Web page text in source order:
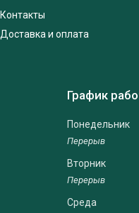
Контакты
Доставка и оплата
График
Понедельник
Вторник
Среда